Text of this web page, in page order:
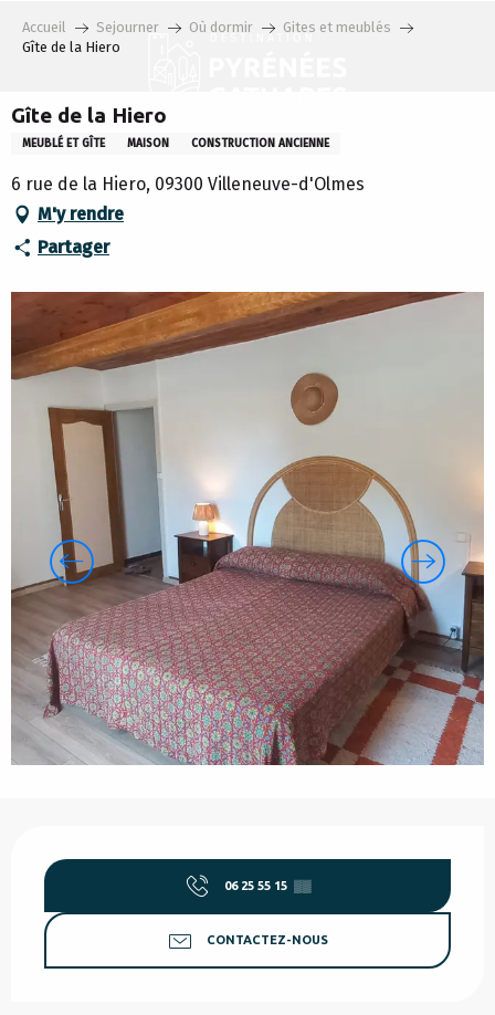
Accueil Sejourner Où dormir
Gites et meublés
Gîte de la Hiero
Gîte de la Hiero
MEUBLÉ ET GÎTE MAISON CONSTRUCTION ANCIENNE
6 rue de la Hiero, 09300 Villeneuve-d'Olmes
M'y rendre
Partager
06 25 55 15 ▒▒
CONTACTEZ-NOUS